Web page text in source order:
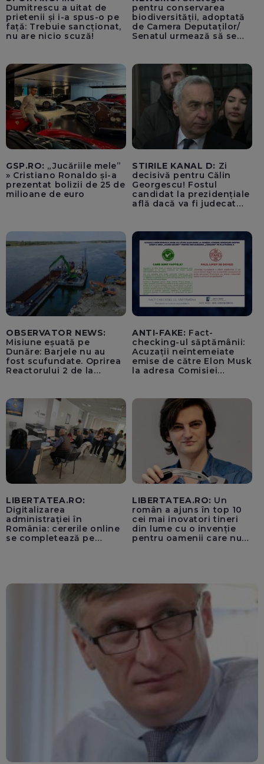
Dumitrescu a uitat de
prietenii și i-a spus-o pe
față: Trebuie sancționat,
nu are nicio scuză!
pentru conservarea
biodiversității, adoptată
de Camera Deputaților/
Senatul urmează să se
măcelărită prin
amendamentele PSD”
pentru a nu se bloca un
jalon PNRR/ AUR, vot
împotrivă
GSP.RO: „Jucăriile mele”
» Cristiano Ronaldo și-a
prezentat bolizii de 25 de
milioane de euro
STIRILE KANAL D: Zi
decisivă pentru Călin
Georgescu! Fostul
candidat la prezidențiale
află dacă va fi judecat
OBSERVATOR NEWS:
Misiune eșuată pe
Dunăre: Barjele nu au
fost scufundate. Oprirea
Reactorului 2 de la
ANTI-FAKE: Fact-
checking-ul săptămânii:
Acuzații neîntemeiate
emise de către Elon Musk
la adresa Comisiei
pentru instaurarea
„cenzurii” pe platforma X
LIBERTATEA.RO:
Digitalizarea
administrației în
România: cererile online
se completează pe
LIBERTATEA.RO: Un
român a ajuns în top 10
cei mai inovatori tineri
din lume cu o invenție
pentru oamenii care nu